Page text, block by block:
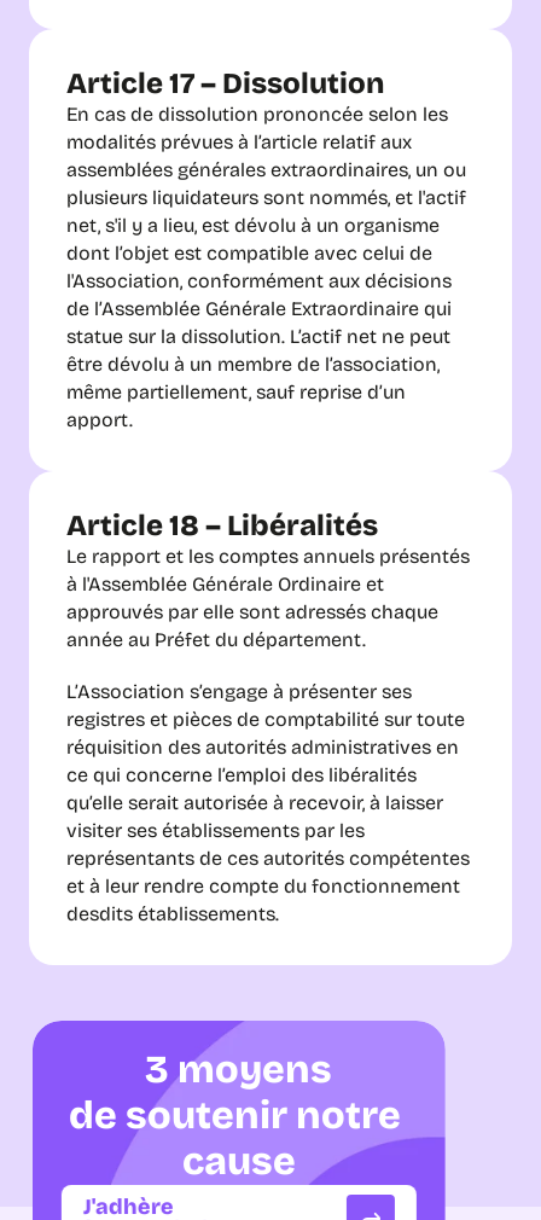
Article 17 – Dissolution
En cas de dissolution prononcée selon les
modalités prévues à l’article relatif aux
assemblées générales extraordinaires, un ou
plusieurs liquidateurs sont nommés, et l'actif
net, s'il y a lieu, est dévolu à un organisme
dont l’objet est compatible avec celui de
l'Association, conformément aux décisions
de l’Assemblée Générale Extraordinaire qui
statue sur la dissolution. L’actif net ne peut
être dévolu à un membre de l’association,
même partiellement, sauf reprise d’un
apport.
Article 18 – Libéralités
Le rapport et les comptes annuels présentés
à l'Assemblée Générale Ordinaire et
approuvés par elle sont adressés chaque
année au Préfet du département.
L’Association s’engage à présenter ses
registres et pièces de comptabilité sur toute
réquisition des autorités administratives en
ce qui concerne l’emploi des libéralités
qu’elle serait autorisée à recevoir, à laisser
visiter ses établissements par les
représentants de ces autorités compétentes
et à leur rendre compte du fonctionnement
desdits établissements.
3 moyens
de soutenir notre
cause
J'adhère